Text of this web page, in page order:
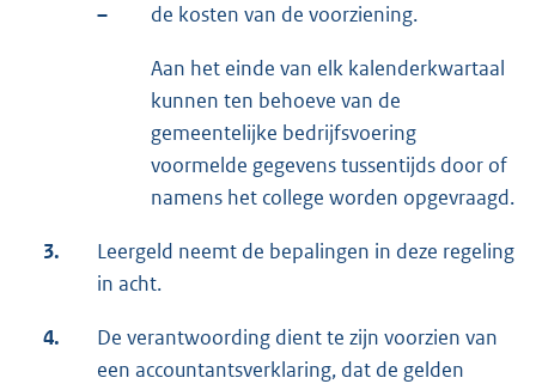
– de kosten van de voorziening.
Aan het einde van elk kalenderkwartaal
kunnen ten behoeve van de
gemeentelijke bedrijfsvoering
voormelde gegevens tussentijds door of
namens het college worden opgevraagd.
3.
Leergeld neemt de bepalingen in deze regeling
in acht.
4.
De verantwoording dient te zijn voorzien van
een accountantsverklaring, dat de gelden